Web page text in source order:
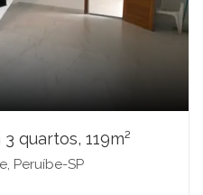
quartos, 119m²
Peruíbe-SP